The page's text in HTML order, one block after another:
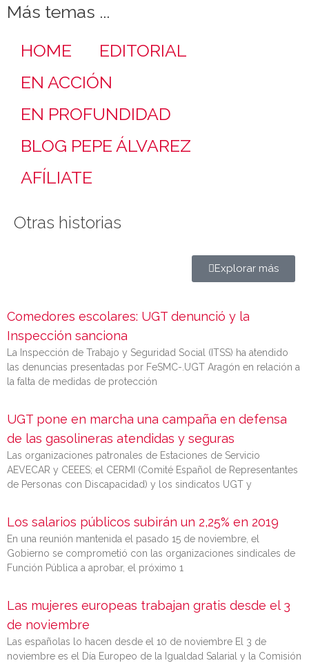
Más temas ...
HOME
EDITORIAL
EN ACCIÓN
EN PROFUNDIDAD
BLOG PEPE ÁLVAREZ
AFÍLIATE
Otras historias
Explorar más
Comedores escolares: UGT denunció y la
Inspección sanciona
La Inspección de Trabajo y Seguridad Social (ITSS) ha atendido
las denuncias presentadas por FeSMC-.UGT Aragón en relación a
la falta de medidas de protección
UGT pone en marcha una campaña en defensa
de las gasolineras atendidas y seguras
Las organizaciones patronales de Estaciones de Servicio
AEVECAR y CEEES; el CERMI (Comité Español de Representantes
de Personas con Discapacidad) y los sindicatos UGT y
Los salarios públicos subirán un 2,25% en 2019
En una reunión mantenida el pasado 15 de noviembre, el
Gobierno se comprometió con las organizaciones sindicales de
Función Pública a aprobar, el próximo 1
Las mujeres europeas trabajan gratis desde el 3
de noviembre
Las españolas lo hacen desde el 10 de noviembre El 3 de
noviembre es el Día Europeo de la Igualdad Salarial y la Comisión